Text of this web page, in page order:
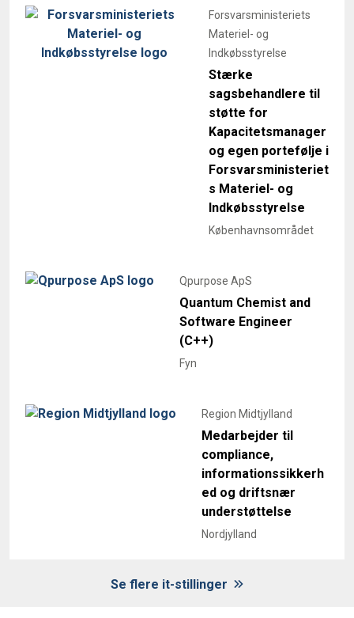
Forsvarsministeriets
Materiel- og
Indkøbsstyrelse
Stærke
sagsbehandlere til
støtte for
Kapacitetsmanager
og egen portefølje i
Forsvarsministeriet
s Materiel- og
Indkøbsstyrelse
Københavnsområdet
Qpurpose ApS
Quantum Chemist and
Software Engineer
(C++)
Fyn
Region Midtjylland
Medarbejder til
compliance,
informationssikkerh
ed og driftsnær
understøttelse
Nordjylland
Se flere it-stillinger